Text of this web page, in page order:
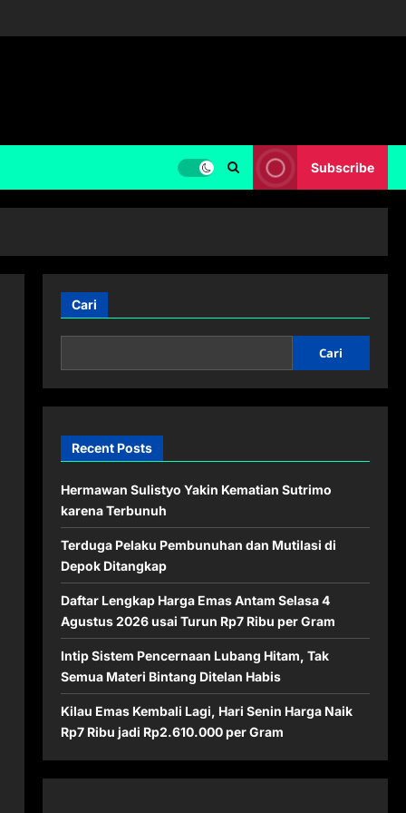
Subscribe
Cari
Cari
Recent Posts
Hermawan Sulistyo Yakin Kematian Sutrimo
karena Terbunuh
Terduga Pelaku Pembunuhan dan Mutilasi di
Depok Ditangkap
Daftar Lengkap Harga Emas Antam Selasa 4
Agustus 2026 usai Turun Rp7 Ribu per Gram
Intip Sistem Pencernaan Lubang Hitam, Tak
Semua Materi Bintang Ditelan Habis
Kilau Emas Kembali Lagi, Hari Senin Harga Naik
Rp7 Ribu jadi Rp2.610.000 per Gram